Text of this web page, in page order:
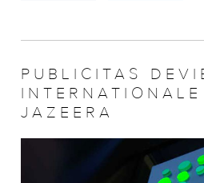
PUBLICITAS
INTERNATIONALE
JAZEERA